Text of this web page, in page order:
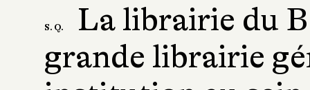
S. Q.
La librairie du
grande librairie